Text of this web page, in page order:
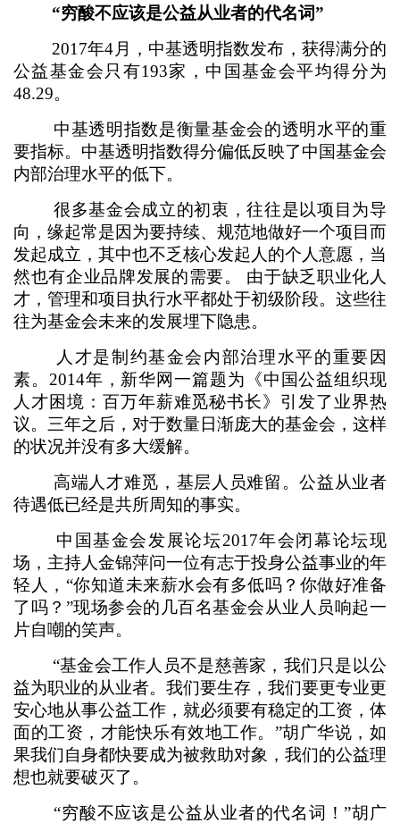
“穷酸不应该是公益从业者的代名词”
2017年4月，中基透明指数发布，获得满分的
公益基金会只有193家，中国基金会平均得分为
48.29。
中基透明指数是衡量基金会的透明水平的重
要指标。中基透明指数得分偏低反映了中国基金会
内部治理水平的低下。
很多基金会成立的初衷，往往是以项目为导
向，缘起常是因为要持续、规范地做好一个项目而
发起成立，其中也不乏核心发起人的个人意愿，当
然也有企业品牌发展的需要。 由于缺乏职业化人
才，管理和项目执行水平都处于初级阶段。这些往
往为基金会未来的发展埋下隐患。
人才是制约基金会内部治理水平的重要因
素。2014年，新华网一篇题为《中国公益组织现
人才困境：百万年薪难觅秘书长》引发了业界热
议。三年之后，对于数量日渐庞大的基金会，这样
的状况并没有多大缓解。
高端人才难觅，基层人员难留。公益从业者
待遇低已经是共所周知的事实。
中国基金会发展论坛2017年会闭幕论坛现
场，主持人金锦萍问一位有志于投身公益事业的年
轻人，“你知道未来薪水会有多低吗？你做好准备
了吗？”现场参会的几百名基金会从业人员响起一
片自嘲的笑声。
“基金会工作人员不是慈善家，我们只是以公
益为职业的从业者。我们要生存，我们要更专业更
安心地从事公益工作，就必须要有稳定的工资，体
面的工资，才能快乐有效地工作。”胡广华说，如
果我们自身都快要成为被救助对象，我们的公益理
想也就要破灭了。
“穷酸不应该是公益从业者的代名词！”胡广